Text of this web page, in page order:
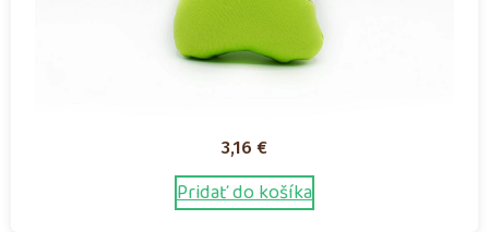
3,16 €
Pridať do košíka